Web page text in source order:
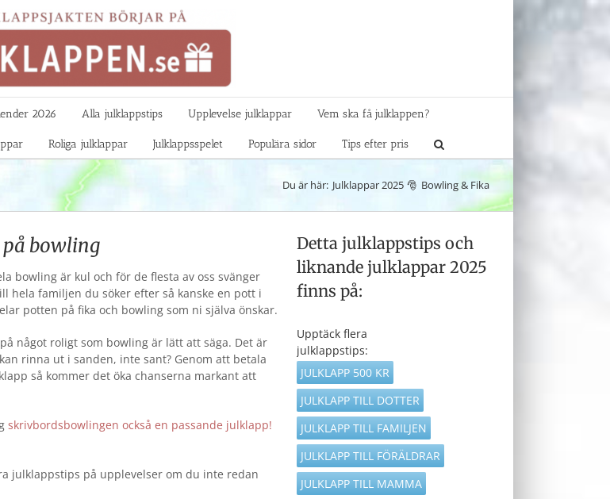
2026 Alla julklappstips Upplevelse julklappar Vem ska få julklappen?
Roliga julklappar Julklappsspelet Populära sidor Tips efter pris
Du är här: Julklappar 2025 Bowling & Fika
bowling
bowling är kul och för de flesta av oss svänger
hela familjen du söker efter så kanske en pott i
potten på fika och bowling som ni själva önskar.
något roligt som bowling är lätt att säga. Det är
rinna ut i sanden, inte sant? Genom att betala
så kommer det öka chanserna markant att
skrivbordsbowlingen också en passande julklapp!
julklappstips på upplevelser om du inte redan
Detta julklappstips och
liknande julklappar 2025
finns på:
Upptäck flera
julklappstips:
JULKLAPP 500 KR
JULKLAPP TILL DOTTER
JULKLAPP TILL FAMILJEN
JULKLAPP TILL FÖRÄLDRAR
JULKLAPP TILL MAMMA